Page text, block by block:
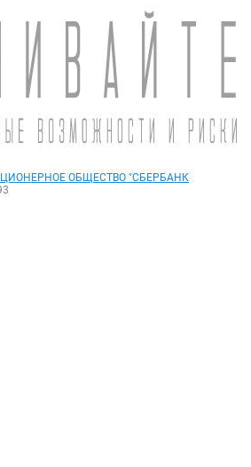
ОБЩЕСТВО "СБЕРБАНК